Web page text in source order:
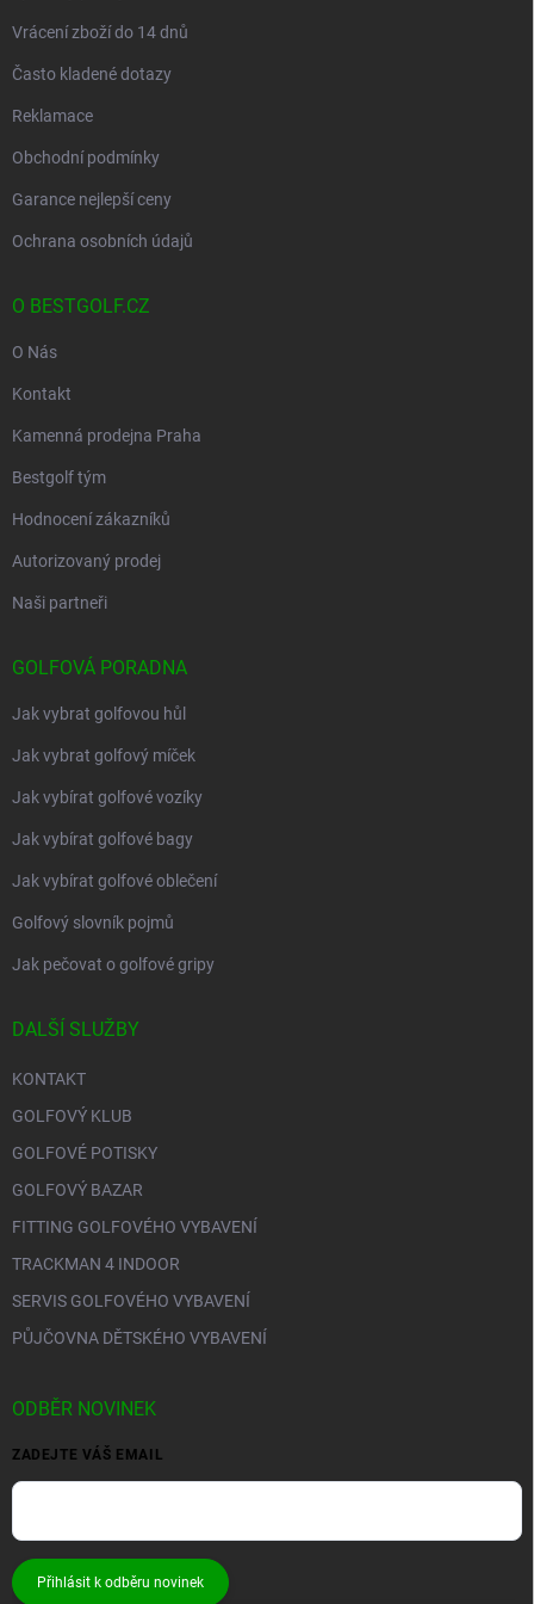
Vrácení zboží do 14 dnů
Často kladené dotazy
Reklamace
Obchodní podmínky
Garance nejlepší ceny
Ochrana osobních údajů
O BESTGOLF.CZ
O Nás
Kontakt
Kamenná prodejna Praha
Bestgolf tým
Hodnocení zákazníků
Autorizovaný prodej
Naši partneři
GOLFOVÁ PORADNA
Jak vybrat golfovou hůl
Jak vybrat golfový míček
Jak vybírat golfové vozíky
Jak vybírat golfové bagy
Jak vybírat golfové oblečení
Golfový slovník pojmů
Jak pečovat o golfové gripy
DALŠÍ SLUŽBY
KONTAKT
GOLFOVÝ KLUB
GOLFOVÉ POTISKY
GOLFOVÝ BAZAR
FITTING GOLFOVÉHO VYBAVENÍ
TRACKMAN 4 INDOOR
SERVIS GOLFOVÉHO VYBAVENÍ
PŮJČOVNA DĚTSKÉHO VYBAVENÍ
ODBĚR NOVINEK
ZADEJTE VÁŠ EMAIL
Přihlásit k odběru novinek